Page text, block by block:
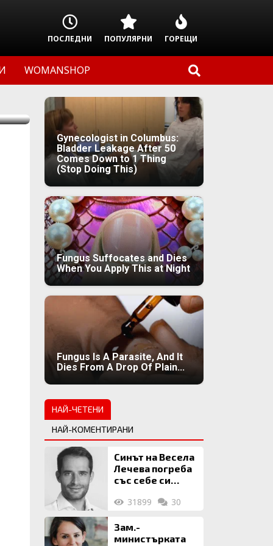
ПОСЛЕДНИ ПОПУЛЯРНИ ГОРЕЩИ
WOMANSHOP
Gynecologist in Columbus:
Bladder Leakage After 50
Comes Down to 1 Thing
(Stop Doing This)
Fungus Suffocates and Dies
When You Apply This at Night
Fungus Is A Parasite, And It
Dies From A Drop Of Plain...
НАЙ-ЧЕТЕНИ
НАЙ-КОМЕНТИРАНИ
Синът на Весела
Лечева погреба
със себе си
млн. евро
31899 30
Зам.-
министърката